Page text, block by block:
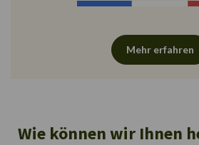
Mehr erfahren
Wie können wir Ihnen